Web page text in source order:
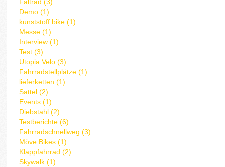
Faltrad (3)
Demo (1)
kunststoff bike (1)
Messe (1)
Interview (1)
Test (3)
Utopia Velo (3)
Fahrradstellplätze (1)
lieferketten (1)
Sattel (2)
Events (1)
Diebstahl (2)
Testberichte (6)
Fahrradschnellweg (3)
Möve Bikes (1)
Klappfahrrad (2)
Skywalk (1)